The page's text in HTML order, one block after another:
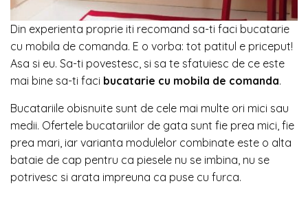
Din experienta proprie iti recomand sa-ti faci bucatarie
cu mobila de comanda. E o vorba: tot patitul e priceput!
Asa si eu. Sa-ti povestesc, si sa te sfatuiesc de ce este
mai bine sa-ti faci bucatarie cu mobila de comanda.
Bucatariile obisnuite sunt de cele mai multe ori mici sau
medii. Ofertele bucatariilor de gata sunt fie prea mici, fie
prea mari, iar varianta modulelor combinate este o alta
bataie de cap pentru ca piesele nu se imbina, nu se
potrivesc si arata impreuna ca puse cu furca.